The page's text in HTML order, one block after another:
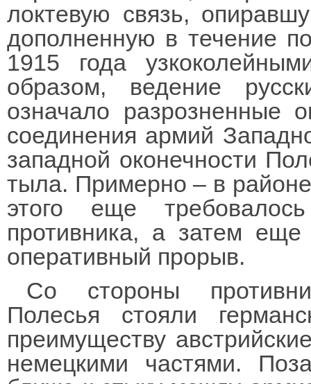
локтевую связь,
дополненную в течение
1915 года
образом, ведение
означало разрозненные
соединения армий
западной оконечности
тыла. Примерно – в
этого еще
противника, а затем еще
оперативный прорыв.
Со стороны
Полесья стояли
преимуществу
немецкими частями.